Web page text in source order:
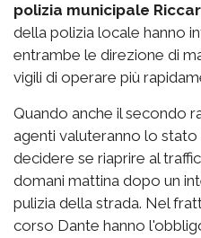
polizia municipale
della polizia locale hanno
entrambe le direzione di
vigili di operare più
Quando anche il secondo
agenti valuteranno lo
decidere se riaprire al
domani mattina dopo un
pulizia della strada. Nel
corso Dante hanno